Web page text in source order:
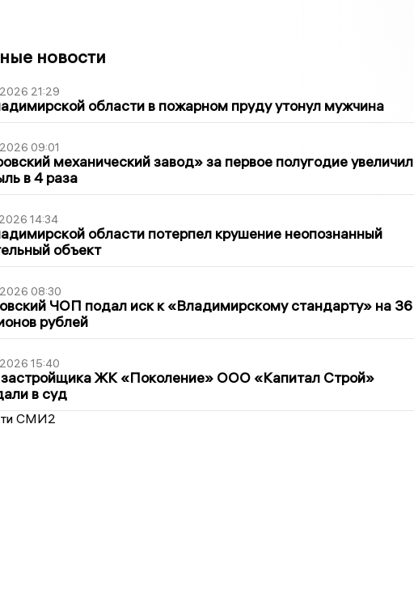
новости
21:29
области в пожарном пруду утонул мужчина
09:01
механический завод» за первое полугодие увеличил
в 4 раза
14:34
области потерпел крушение неопознанный
объект
08:30
ЧОП подал иск к «Владимирскому стандарту» на 36
рублей
15:40
ЖК «Поколение» ООО «Капитал Строй»
в суд
СМИ2